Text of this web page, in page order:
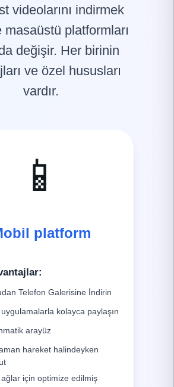
videolarını indirmek
masaüstü platformları
değişir. Her birinin
ve özel hususları
vardır.
📱
platform
:
Telefon Galerisine İndirin
kolayca paylaşın
arayüz
hareket halindeyken
için optimize edilmiş